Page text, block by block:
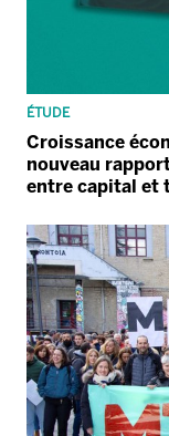
ÉTUDE
Croissance
nouveau
entre capital et